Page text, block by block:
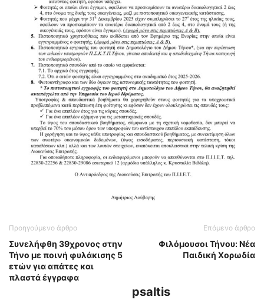
Προηγούμενο άρθρο
Συνελήφθη 39χρονος στην
Τήνο με ποινή φυλάκισης 5
ετών για απάτες και
πλαστά έγγραφα
Επόμενο άρθρο
Φιλόμουσοι Τήνου: Νέα
Παιδική Χορωδία
psaltis